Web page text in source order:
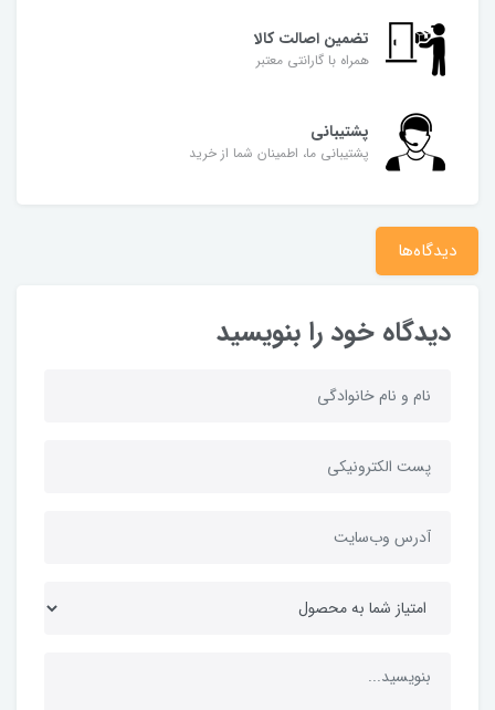
تضمین اصالت کالا
همراه با گارانتی معتبر
پشتیبانی
پشتیبانی ما، اطمینان شما از خرید
دیدگاه‌ها
دیدگاه خود را بنویسید